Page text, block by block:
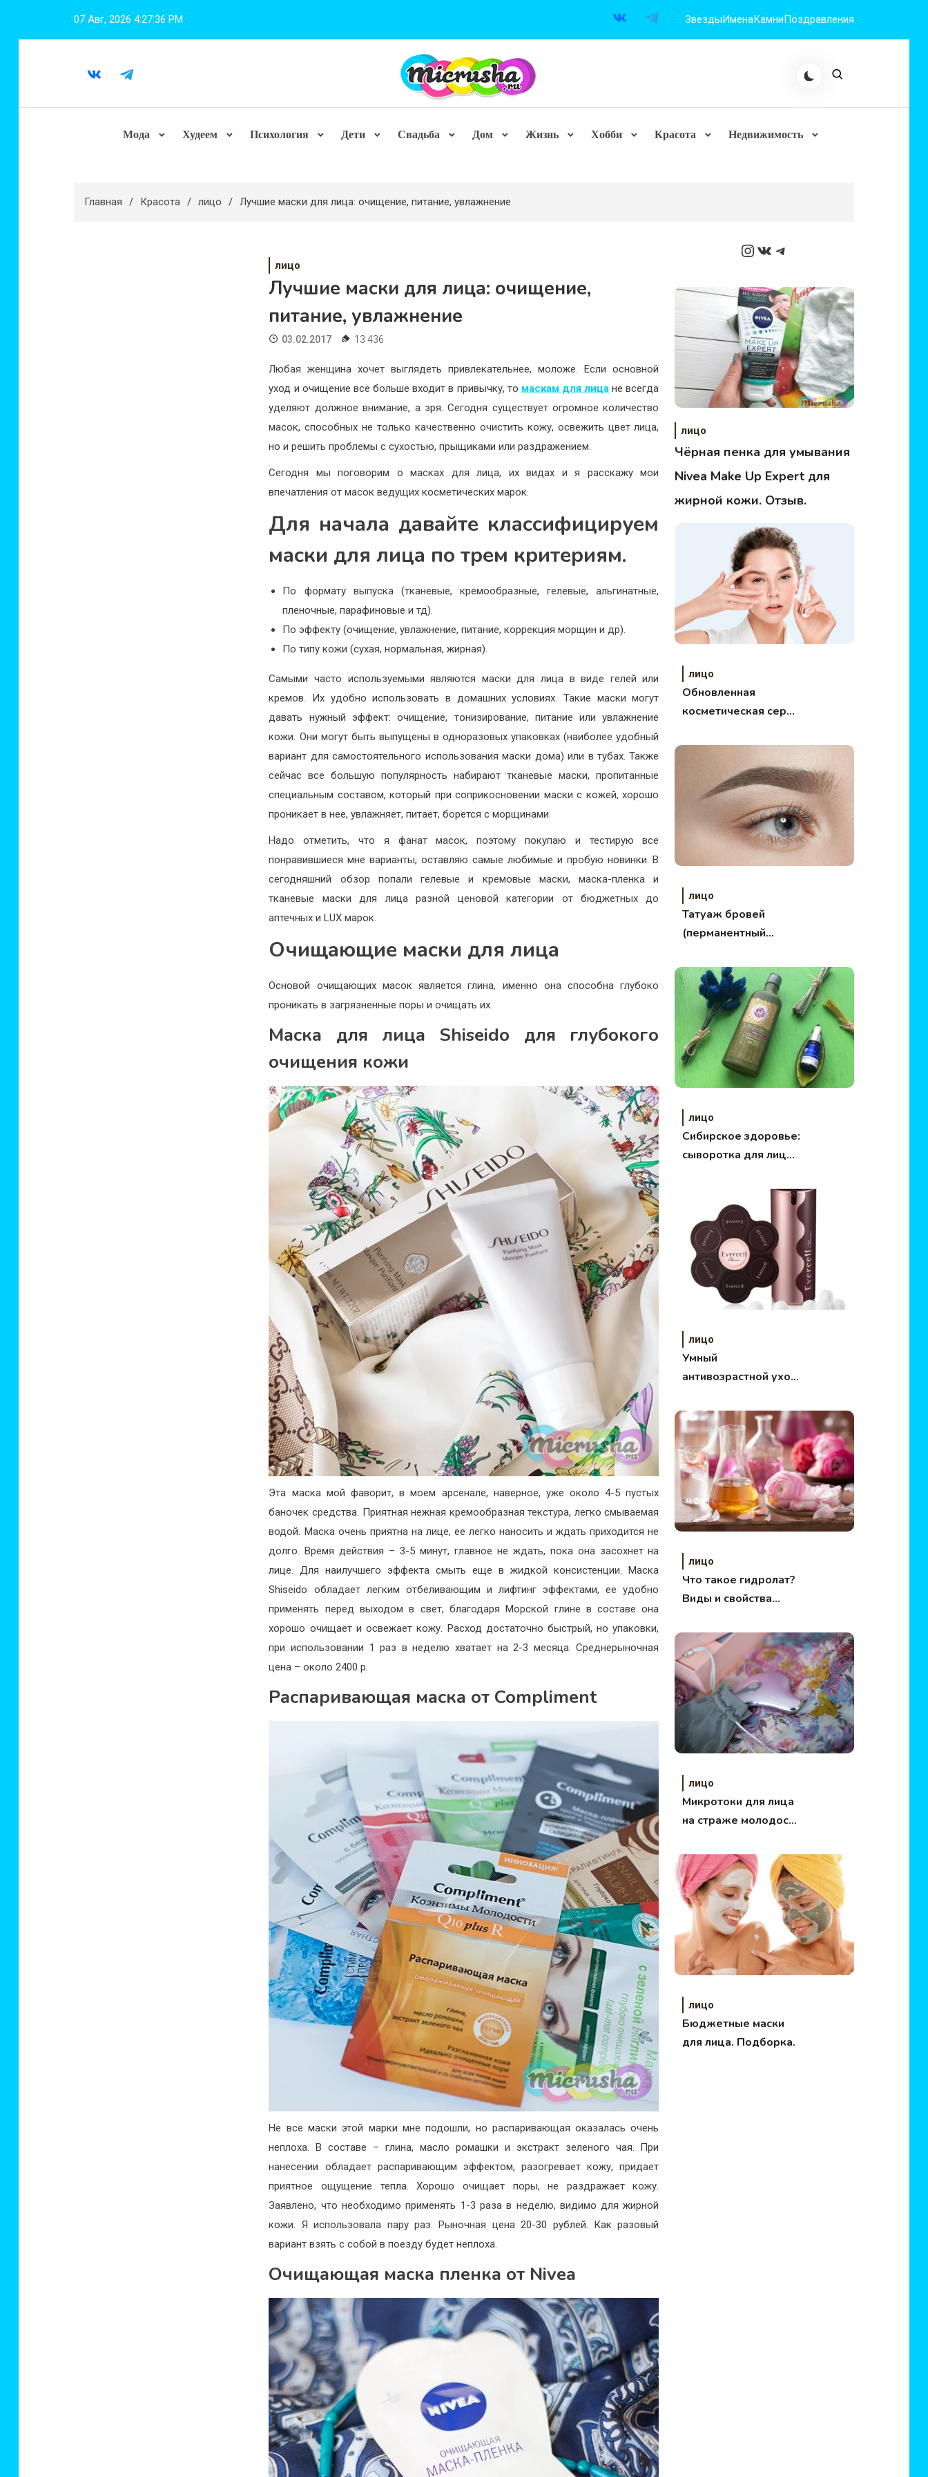
07 Авг, 2026 4:27:38 PM ЗвездыИменаКамниПоздравления
Мода Худеем Психология Дети Свадьба Дом Жизнь Хобби Красота Недвижимость
Главная Красота лицо Лучшие маски для лица: очищение, питание, увлажнение
лицо
Лучшие маски для лица: очищение,
питание, увлажнение
03.02.2017 13 436
Любая женщина хочет выглядеть привлекательнее, моложе. Если основной
уход и очищение все больше входит в привычку, то маскам для лица не всегда
уделяют должное внимание, а зря. Сегодня существует огромное количество
масок, способных не только качественно очистить кожу, освежить цвет лица,
но и решить проблемы с сухостью, прыщиками или раздражением.
Сегодня мы поговорим о масках для лица, их видах и я расскажу мои
впечатления от масок ведущих косметических марок.
Для начала давайте классифицируем
маски для лица по трем критериям.
По формату выпуска (тканевые, кремообразные, гелевые, альгинатные,
пленочные, парафиновые и тд).
По эффекту (очищение, увлажнение, питание, коррекция морщин и др).
По типу кожи (сухая, нормальная, жирная).
Самыми часто используемыми являются маски для лица в виде гелей или
кремов. Их удобно использовать в домашних условиях. Такие маски могут
давать нужный эффект: очищение, тонизирование, питание или увлажнение
кожи. Они могут быть выпущены в одноразовых упаковках (наиболее удобный
вариант для самостоятельного использования маски дома) или в тубах. Также
сейчас все большую популярность набирают тканевые маски, пропитанные
специальным составом, который при соприкосновении маски с кожей, хорошо
проникает в нее, увлажняет, питает, борется с морщинами.
Надо отметить, что я фанат масок, поэтому покупаю и тестирую все
понравившиеся мне варианты, оставляю самые любимые и пробую новинки. В
сегодняшний обзор попали гелевые и кремовые маски, маска-пленка и
тканевые маски для лица разной ценовой категории от бюджетных до
аптечных и LUX марок.
Очищающие маски для лица
Основой очищающих масок является глина, именно она способна глубоко
проникать в загрязненные поры и очищать их.
Маска для лица Shiseido для глубокого
очищения кожи
Эта маска мой фаворит, в моем арсенале, наверное, уже около 4-5 пустых
баночек средства. Приятная нежная кремообразная текстура, легко смываемая
водой. Маска очень приятна на лице, ее легко наносить и ждать приходится не
долго. Время действия – 3-5 минут, главное не ждать, пока она засохнет на
лице. Для наилучшего эффекта смыть еще в жидкой консистенции. Маска
Shiseido обладает легким отбеливающим и лифтинг эффектами, ее удобно
применять перед выходом в свет, благодаря Морской глине в составе она
хорошо очищает и освежает кожу. Расход достаточно быстрый, но упаковки,
при использовании 1 раз в неделю хватает на 2-3 месяца. Среднерыночная
цена – около 2400 р.
Распаривающая маска от Compliment
Не все маски этой марки мне подошли, но распаривающая оказалась очень
неплоха. В составе – глина, масло ромашки и экстракт зеленого чая. При
нанесении обладает распаривающим эффектом, разогревает кожу, придает
приятное ощущение тепла. Хорошо очищает поры, не раздражает кожу.
Заявлено, что необходимо применять 1-3 раза в неделю, видимо для жирной
кожи. Я использовала пару раз. Рыночная цена 20-30 рублей. Как разовый
вариант взять с собой в поезду будет неплоха.
Очищающая маска пленка от Nivea
Instagram
ВКонтакте
Telegram
лицо
Чёрная пенка для умывания
Nivea Make Up Expert для
жирной кожи. Отзыв.
лицо
Обновленная
косметическая серия
QNET
лицо
Татуаж бровей
(перманентный
лицо
Сибирское здоровье:
сыворотка для лица
лицо
Умный
антивозрастной уход
лицо
Что такое гидролат?
Виды и свойства
лицо
Микротоки для лица
на страже молодости
лицо
Бюджетные маски
для лица. Подборка.